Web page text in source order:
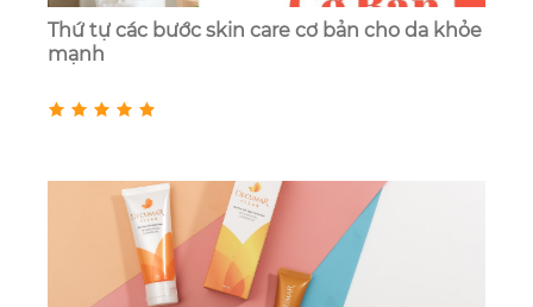
Thứ tự các bước skin care cơ bản cho da khỏe
mạnh